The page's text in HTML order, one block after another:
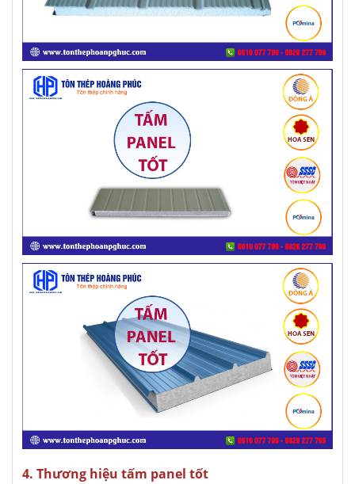
4. Thương hiệu tấm panel tốt